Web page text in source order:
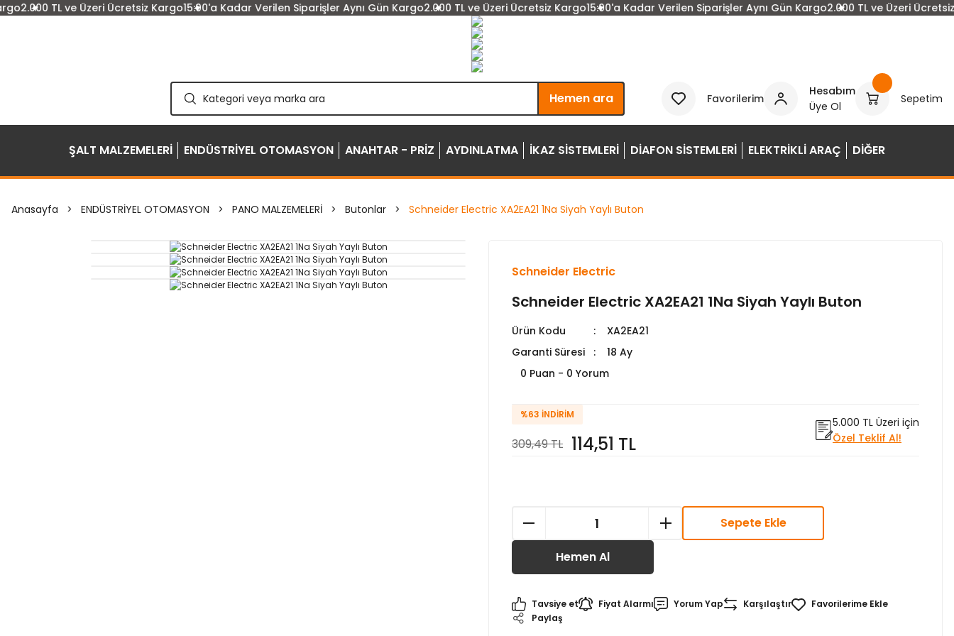
2.000 TL ve Üzeri Ücretsiz Kargo15:00'a Kadar Verilen Siparişler Aynı Gün Kargo2.000 TL ve Üzeri Ücretsiz Kargo15:00'a Kadar Verilen Siparişler Aynı Gün Kargo2.000 TL ve Üzeri Ücretsiz
Hemen ara Favorilerim
Hesabım
Üye Ol
Sepetim
ŞALT MALZEMELERİ ENDÜSTRİYEL OTOMASYON ANAHTAR - PRİZ AYDINLATMA İKAZ SİSTEMLERİ DİAFON SİSTEMLERİ ELEKTRİKLİ ARAÇ DİĞER
Anasayfa ENDÜSTRİYEL OTOMASYON PANO MALZEMELERİ Butonlar Schneider Electric XA2EA21 1Na Siyah Yaylı Buton
Schneider Electric
Schneider Electric XA2EA21 1Na Siyah Yaylı Buton
Ürün Kodu
XA2EA21
Garanti Süresi
18 Ay
0 Puan - 0 Yorum
%63 İNDIRIM
309,49 TL 114,51 TL
5.000 TL Üzeri için
Özel Teklif Al!
Sepete Ekle
Hemen Al
Tavsiye et Fiyat Alarmı Yorum Yap
Karşılaştır
Paylaş